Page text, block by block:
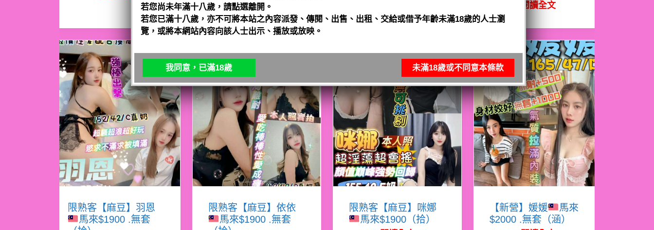
閱讀全文
限熟客【麻豆】羽恩
馬來$1900 .無套
限熟客【麻豆】依依
馬來$1900 .無套
限熟客【麻豆】咪娜
馬來$1900（拾）
【新營】媛媛
馬來
$2000 .無套（涵）
若您尚未年滿十八歲，請點選離開。
若您已滿十八歲，亦不可將本站之內容派發、傳閱、出售、出租、交給或借予年齡未滿18歲的人士瀏
覽，或將本網站內容向該人士出示、播放或放映。
我同意，已滿18歲 未滿18歲或不同意本條款